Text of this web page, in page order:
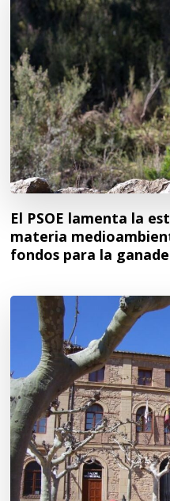
El PSOE lamenta la
materia
fondos para la